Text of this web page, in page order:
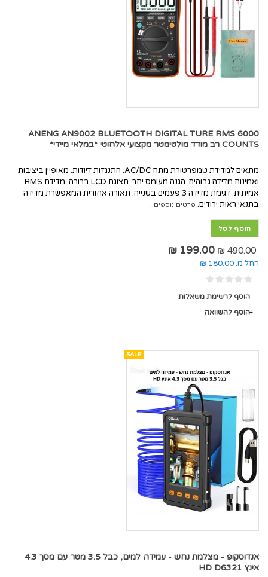
ANENG AN9002 BLUETOOTH DIGITAL TURE RMS 6000
COUNTS רב מודד מולטימטר מקצועי אלחוטי *במלאי מיידי*
מתאים למדידת טמפרטורת מתח AC/DC. התנגדות דיודות. מאופיין ביציבות
ואמינות מדידה גבוהים. הגנה מעומס יתר. תצוגת LCD ברורה. מדידת RMS
אמיתית. דגימת מדידה 3 פעמים בשנייה. תאורה אחורית המאפשרת מדידה
בתנאי ראות ירודים. פרטים נוספים..
הוסף לסל
490.00 ₪
199.00 ₪
החל מ: 180.00 ₪
הוסף לרשימת משאלות
הוסף להשוואה
SALE
אנדוסקופ - מצלמת נחש - עמידה למים, כבל 3.5 מטר עם מסך 4.3
אינץ HD D6321